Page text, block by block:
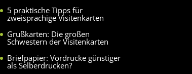
5 praktische Tipps für
zweisprachige Visitenkarten
Grußkarten: Die großen
Schwestern der Visitenkarten
Briefpapier: Vordrucke günstiger
als Selberdrucken?